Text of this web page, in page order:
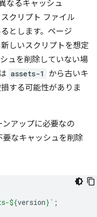
なるキャッシュ
クリプト ファイル
とします。ページ
しいスクリプトを想定
ュを削除していない場
assets-1
から古いキ
する可能性がありま
アップに必要なの
なキャッシュを削除
${version} ` ;